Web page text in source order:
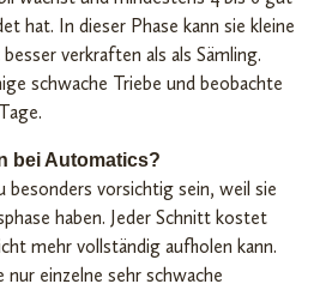
hat. In dieser Phase kann sie kleine
verkraften als als Sämling.
schwache Triebe und beobachte
bei Automatics?
vorsichtig sein, weil sie
haben. Jeder Schnitt kostet
mehr vollständig aufholen kann.
einzelne sehr schwache